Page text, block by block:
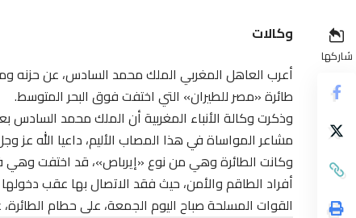
شاركها
وكالات
أعرب العاهل المغربي الملك محمد السادس، عن حزنه
طائرة «مصر للطيران» التي اختفت فوق البحر المتوسط.
وذكرت وكالة الأنباء المغربية أن الملك محمد السادس
مشاعر المواساة في هذا المصاب الأليم، داعيا الله عز
أفراد الطاقم والأمن، حيث فقد الاتصال بها عقب دخولها
القوات المسلحة صباح اليوم الجمعة، على حطام الطائرة، على بعد 295 كم من سواحل